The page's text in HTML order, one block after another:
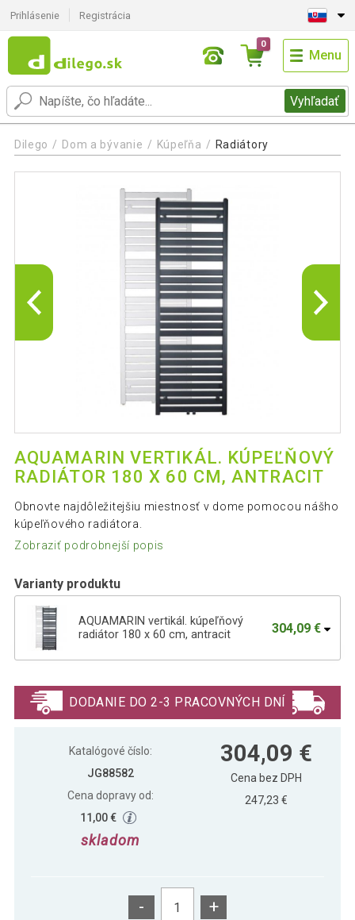
Prihlásenie Registrácia
Vyhľadať
0
Menu
Dilego Dom a bývanie Kúpeľňa Radiátory
AQUAMARIN VERTIKÁL. KÚPEĽŇOVÝ
RADIÁTOR 180 X 60 CM, ANTRACIT
Obnovte najdôležitejšiu miestnosť v dome pomocou nášho
kúpeľňového radiátora.
Zobraziť podrobnejší popis
Varianty produktu
AQUAMARIN vertikál. kúpeľňový
radiátor 180 x 60 cm, antracit
304,09 €
radiátor 180 x 60 cm, biely
DODANIE DO 2-3 PRACOVNÝCH DNÍ
Katalógové číslo:
JG88582
Cena dopravy od:
11,00 €
skladom
304,09 €
Cena bez DPH
247,23 €
- +